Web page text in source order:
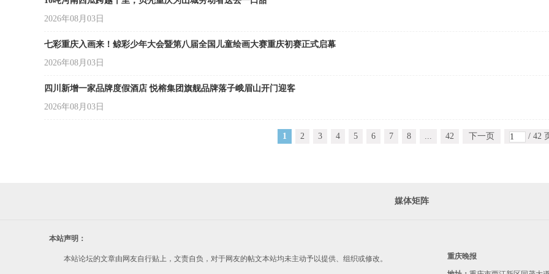
庆
2026年08月03日
七彩重庆入画来！鲸彩少年大会暨第八届全国儿童绘画大赛重庆初赛正式启幕
2026年08月03日
四川新增一家品牌度假酒店 悦榕集团旗舰品牌落子峨眉山开门迎客
2026年08月03日
1 2 3 4 5 6 7 8 ... 42 下一页 / 42
媒体矩阵
本站声明：
本站论坛的文章由网友自行贴上，文责自负，对于网友的帖文本站均未主动予以提供、组织或修改。 重庆晚报